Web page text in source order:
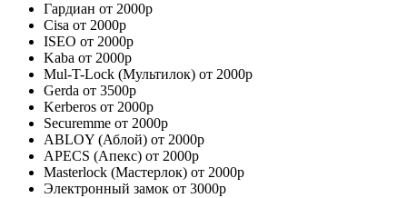
Гардиан от 2000р
Cisa от 2000р
ISEO от 2000р
Kaba от 2000р
Mul-T-Lock (Мультилок) от 2000р
Gerda от 3500р
Kerberos от 2000р
Securemme от 2000р
ABLOY (Аблой) от 2000р
APECS (Апекс) от 2000р
Masterlock (Мастерлок) от 2000р
Электронный замок от 3000р